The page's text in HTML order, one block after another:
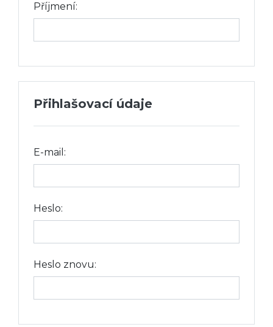
Příjmení:
Přihlašovací údaje
E-mail:
Heslo:
Heslo znovu: